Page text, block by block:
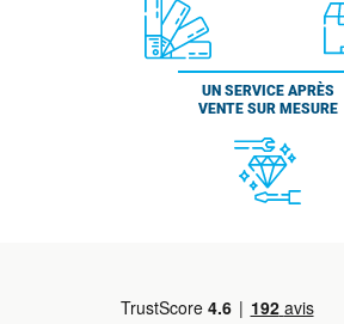
UN SERVICE APRÈS
VENTE SUR MESURE